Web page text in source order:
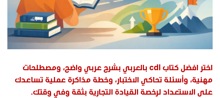
اختر افضل كتاب cdl بالعربي بشرح عربي واضح، ومصطلحات
مهنية، وأسئلة تحاكي الاختبار، وخطة مذاكرة عملية تساعدك
على الاستعداد لرخصة القيادة التجارية بثقة وفي وقتك.